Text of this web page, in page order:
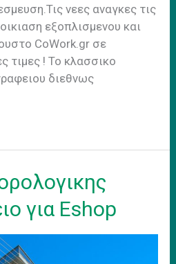
νεες αναγκες τις
εξοπλισμενου και
CoWork.gr σε
τιμες ! Το κλασσικο
διεθνως
για Eshop